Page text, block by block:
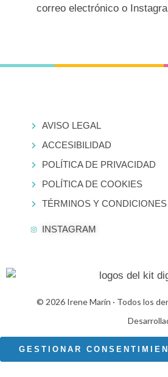
correo electrónico o
AVISO LEGAL
ACCESIBILIDAD
POLÍTICA DE PRIVACIDAD
POLÍTICA DE COOKIES
TÉRMINOS Y CONDICIONES
INSTAGRAM
© 2026 Irene Marín · Todos los
GESTIONAR